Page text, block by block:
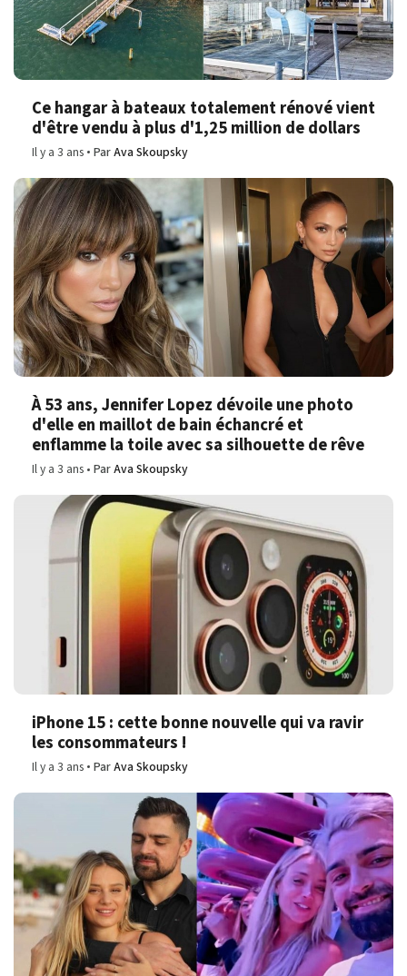
Ce hangar à bateaux totalement rénové vient
d'être vendu à plus d'1,25 million de dollars
Il y a 3 ans ParAva Skoupsky
À 53 ans, Jennifer Lopez dévoile une photo
d'elle en maillot de bain échancré et
enflamme la toile avec sa silhouette de rêve
Il y a 3 ans ParAva Skoupsky
iPhone 15 : cette bonne nouvelle qui va ravir
les consommateurs !
Il y a 3 ans ParAva Skoupsky